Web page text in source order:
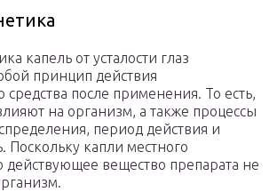
капель от усталости глаз
принцип действия
средства после применения. То есть,
на организм, а также процессы
период действия и
Поскольку капли местного
действующее вещество препарата не